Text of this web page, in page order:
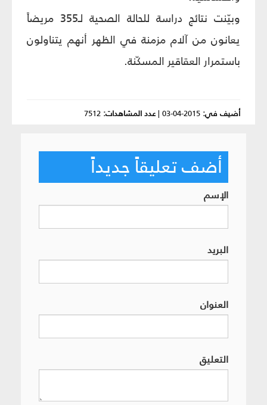
وبيّنت نتائج دراسة للحالة الصحية لـ355 مريضاً
يعانون من آلام مزمنة في الظهر أنهم يتناولون
باستمرار العقاقير المسكّنة.
أضيف في: 2015-04-03
|عدد المشاهدات: 7512
أضف تعليقاً جديداً
الإسم
البريد
العنوان
التعليق